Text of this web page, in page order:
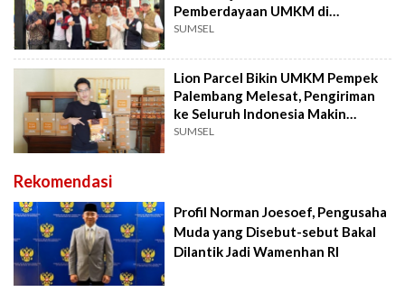
Pemberdayaan UMKM di
Sembawa Color Run 2025
SUMSEL
Lion Parcel Bikin UMKM Pempek
Palembang Melesat, Pengiriman
ke Seluruh Indonesia Makin
Mudah
SUMSEL
Rekomendasi
Profil Norman Joesoef, Pengusaha
Muda yang Disebut-sebut Bakal
Dilantik Jadi Wamenhan RI